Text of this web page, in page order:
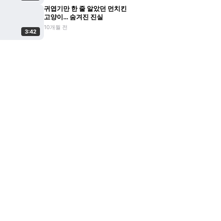
3:42
귀엽기만 한 줄 알았던 먼치킨
고양이… 숨겨진 진실
10개월 전